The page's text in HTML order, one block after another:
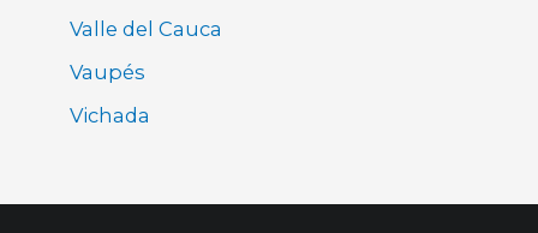
Valle del Cauca
Vaupés
Vichada